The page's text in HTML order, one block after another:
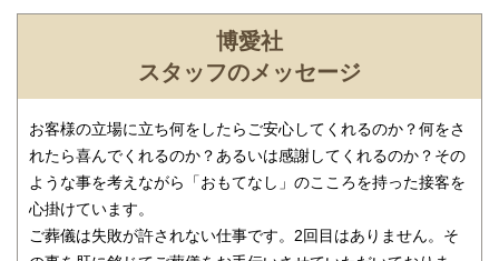
博愛社はさいたま市をはじめとし、ふじみ野市・川口市・越谷
市・川越市・上尾市・所沢市・草加市・戸田市・蕨市・富士見市
など埼玉県内の多くの地域で50年にわたり葬儀業を続けており、
博愛社
スタッフのメッセージ
お客様の立場に立ち何をしたらご安心してくれるのか？何をさ
れたら喜んでくれるのか？あるいは感謝してくれるのか？その
ような事を考えながら「おもてなし」のこころを持った接客を
心掛けています。
ご葬儀は失敗が許されない仕事です。2回目はありません。そ